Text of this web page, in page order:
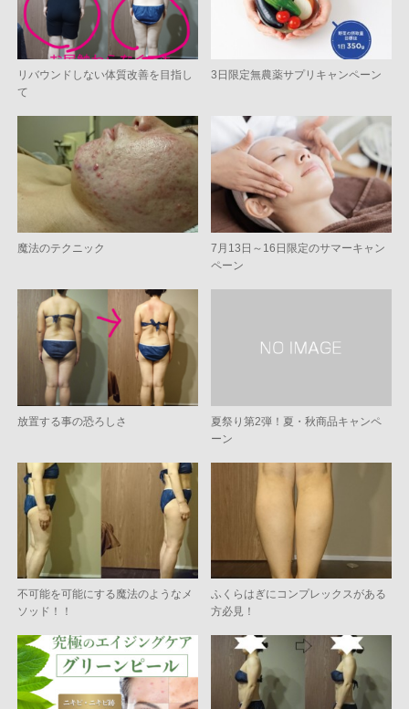
リバウンドしない体質改善を目指し
て
3日限定無農薬サプリキャンペーン
魔法のテクニック
7月13日～16日限定のサマーキャン
ペーン
放置する事の恐ろしさ
夏祭り第2弾！夏・秋商品キャンペ
ーン
不可能を可能にする魔法のようなメ
ソッド！！
ふくらはぎにコンプレックスがある
方必見！